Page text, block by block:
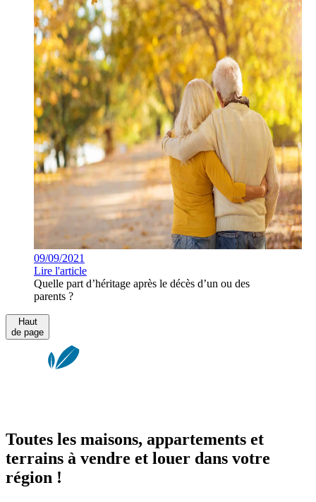
09/09/2021
Lire l'article
Quelle part d’héritage après le décès d’un ou des
parents ?
Haut
de page
Toutes les maisons, appartements et
terrains à vendre et louer dans votre
région !